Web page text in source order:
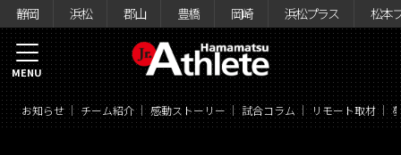
静岡 浜松 郡山 豊橋 岡崎 浜松プラス 松本
お知らせ チーム紹介 感動ストーリー 試合コラム リモート取材
MENU